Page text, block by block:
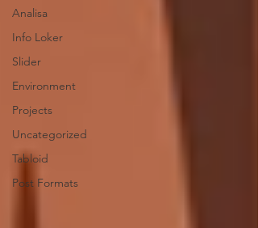
Analisa
Info Loker
Slider
Environment
Projects
Uncategorized
Tabloid
Post Formats